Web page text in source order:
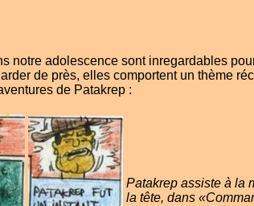
notre adolescence sont inregardables
de près, elles comportent un thème
de Patakrep :
Patakrep assiste à la
la tête, dans